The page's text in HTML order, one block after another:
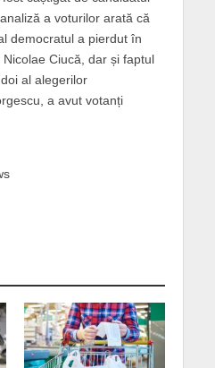
a voturilor arată că
democratul a pierdut în
Ciucă, dar și faptul
al alegerilor
a avut votanți